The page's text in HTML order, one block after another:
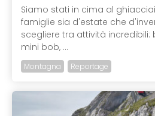
Siamo stati in cima al
famiglie sia d'estate che
scegliere tra attività incredibili:
mini bob, ...
Montagna Reportage